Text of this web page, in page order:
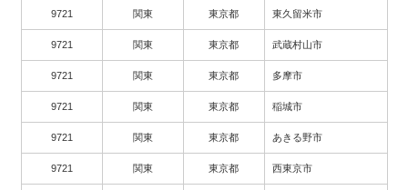
9721 関東 東京都 東久留米市
9721 関東 東京都 武蔵村山市
9721 関東 東京都 多摩市
9721 関東 東京都 稲城市
9721 関東 東京都 あきる野市
9721 関東 東京都 西東京市